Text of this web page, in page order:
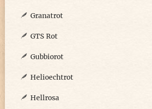
Granatrot
GTS Rot
Gubbiorot
Helioechtrot
Hellrosa